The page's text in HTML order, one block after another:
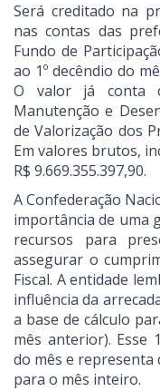
Será creditado na
nas contas das
Fundo de
ao 1º decêndio do
O valor já conta
Manutenção e
de Valorização dos
Em valores brutos,
R$ 9.669.355.397,90.
A Confederação
importância de uma
recursos para
assegurar o
Fiscal. A entidade
influência da
a base de cálculo
mês anterior). Esse
do mês e representa
para o mês inteiro.